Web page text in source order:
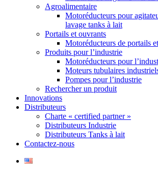
Agroalimentaire
Motoréducteurs pour
lavage tanks à lait
Portails et ouvrants
Motoréducteurs de portails
Produits pour l’industrie
Motoréducteurs pour
Moteurs tubulaires
Pompes pour l’industrie
Rechercher un produit
Innovations
Distributeurs
Charte « certified partner »
Distributeurs Industrie
Distributeurs Tanks à lait
Contactez-nous